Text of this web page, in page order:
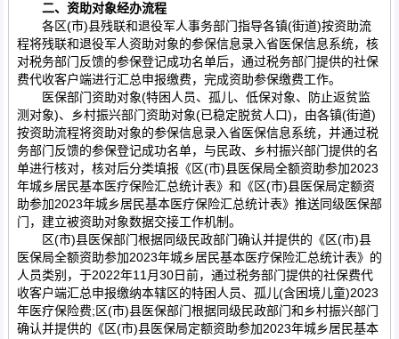
二、资助对象经办流程
各区(市)县残联和退役军人事务部门指导各镇(街道)按资助流
程将残联和退役军人资助对象的参保信息录入省医保信息系统，核
对税务部门反馈的参保登记成功名单后，通过税务部门提供的社保
费代收客户端进行汇总申报缴费，完成资助参保缴费工作。
医保部门资助对象(特困人员、孤儿、低保对象、防止返贫监
测对象)、乡村振兴部门资助对象(已稳定脱贫人口)，由各镇(街道)
按资助流程将资助对象的参保信息录入省医保信息系统，并通过税
务部门反馈的参保登记成功名单，与民政、乡村振兴部门提供的名
单进行核对，核对后分类填报《区(市)县医保局全额资助参加2023
年城乡居民基本医疗保险汇总统计表》和《区(市)县医保局定额资
助参加2023年城乡居民基本医疗保险汇总统计表》推送同级医保部
门，建立被资助对象数据交接工作机制。
区(市)县医保部门根据同级民政部门确认并提供的《区(市)县
医保局全额资助参加2023年城乡居民基本医疗保险汇总统计表》的
人员类别，于2022年11月30日前，通过税务部门提供的社保费代
收客户端汇总申报缴纳本辖区的特困人员、孤儿(含困境儿童)2023
年医疗保险费;区(市)县医保部门根据同级民政部门和乡村振兴部门
确认并提供的《区(市)县医保局定额资助参加2023年城乡居民基本